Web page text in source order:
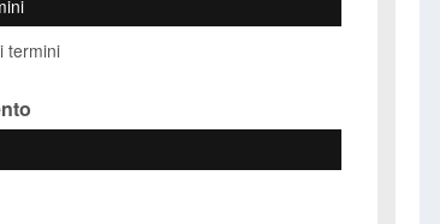
termini